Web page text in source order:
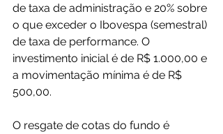
de taxa de administração e 20% sobre
o que exceder o Ibovespa (semestral)
de taxa de performance. O
investimento inicial é de R$ 1.000,00 e
a movimentação mínima é de R$
500,00.
O resgate de cotas do fundo é